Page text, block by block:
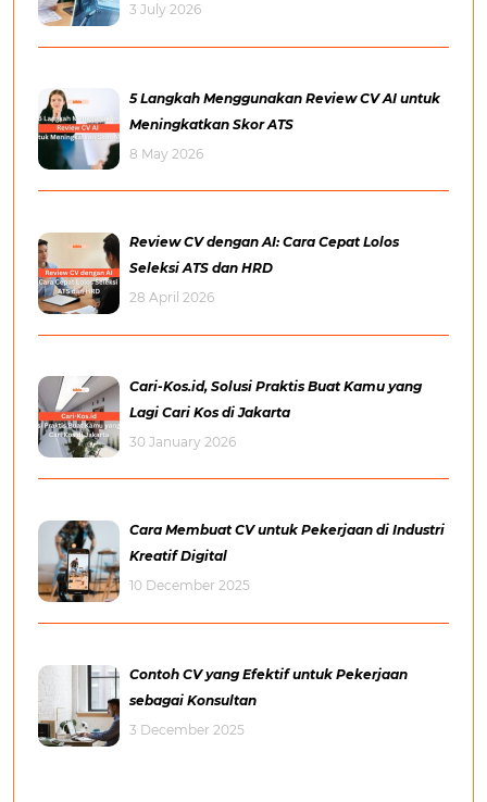
3 July 2026
5 Langkah Menggunakan Review CV AI untuk
Meningkatkan Skor ATS
8 May 2026
Review CV dengan AI: Cara Cepat Lolos
Seleksi ATS dan HRD
28 April 2026
Cari-Kos.id, Solusi Praktis Buat Kamu yang
Lagi Cari Kos di Jakarta
30 January 2026
Cara Membuat CV untuk Pekerjaan di Industri
Kreatif Digital
10 December 2025
Contoh CV yang Efektif untuk Pekerjaan
sebagai Konsultan
3 December 2025